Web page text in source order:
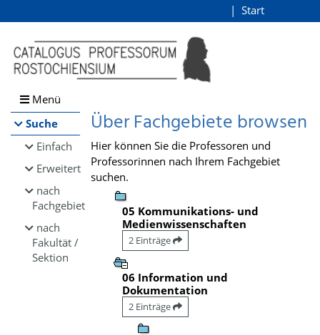
Browsen
direkt zum Inhalt
Start
Menü
Suche
Einfach
Erweitert
nach
Fachgebiet
nach
Fakultät /
Sektion
Über Fachgebiete browsen
Hier können Sie die Professoren und
Professorinnen nach Ihrem Fachgebiet
suchen.
05 Kommunikations- und
Medienwissenschaften
2 Einträge
06 Information und
Dokumentation
2 Einträge